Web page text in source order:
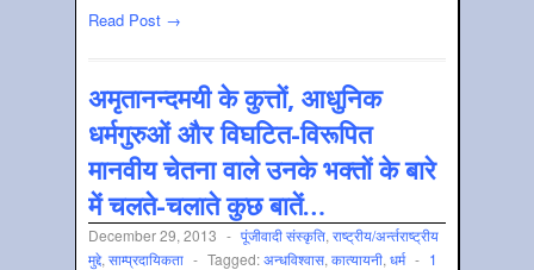
Read Post →
अमृतानन्दमयी के कुत्तों, आधुनिक
धर्मगुरुओं और विघटित-विरूपित
मानवीय चेतना वाले उनके भक्तों के बारे
में चलते-चलाते कुछ बातें…
December 29, 2013 - पूंजीवादी संस्‍कृति, राष्‍ट्रीय/अर्न्‍तराष्‍ट्रीय
मुद्दे, साम्‍प्रदायिकता - Tagged:अन्‍धविश्‍वास, कात्‍यायनी, धर्म - 1